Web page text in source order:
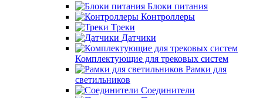
Блоки питания
Контроллеры
Треки
Датчики
Комплектующие для трековых систем
Рамки для
светильников
Соединители